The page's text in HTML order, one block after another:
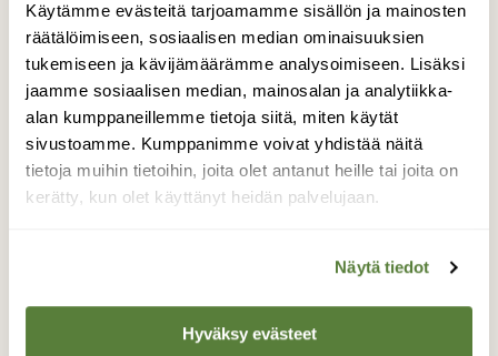
Käytämme evästeitä tarjoamamme sisällön ja mainosten
räätälöimiseen, sosiaalisen median ominaisuuksien
tukemiseen ja kävijämäärämme analysoimiseen. Lisäksi
jaamme sosiaalisen median, mainosalan ja analytiikka-
alan kumppaneillemme tietoja siitä, miten käytät
sivustoamme. Kumppanimme voivat yhdistää näitä
tietoja muihin tietoihin, joita olet antanut heille tai joita on
kerätty, kun olet käyttänyt heidän palvelujaan.
Näytä tiedot
Hyväksy evästeet
Susi suolla
Olimme kuvaamassa susia ystäväni Ömer
Acarin kanssa ja pääsimmekin näkemään
niitä.
TAKAISIN LISTAAN